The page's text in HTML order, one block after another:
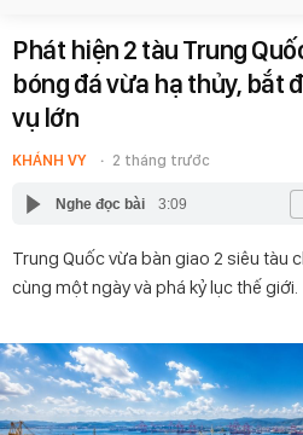
Phát hiện 2 tàu Trung
bóng đá vừa hạ thủy, bắt
vụ lớn
KHÁNH VY 2 tháng trước
Nghe đọc bài 3:09
Trung Quốc vừa bàn giao 2 siêu tàu
cùng một ngày và phá kỷ lục thế giới.